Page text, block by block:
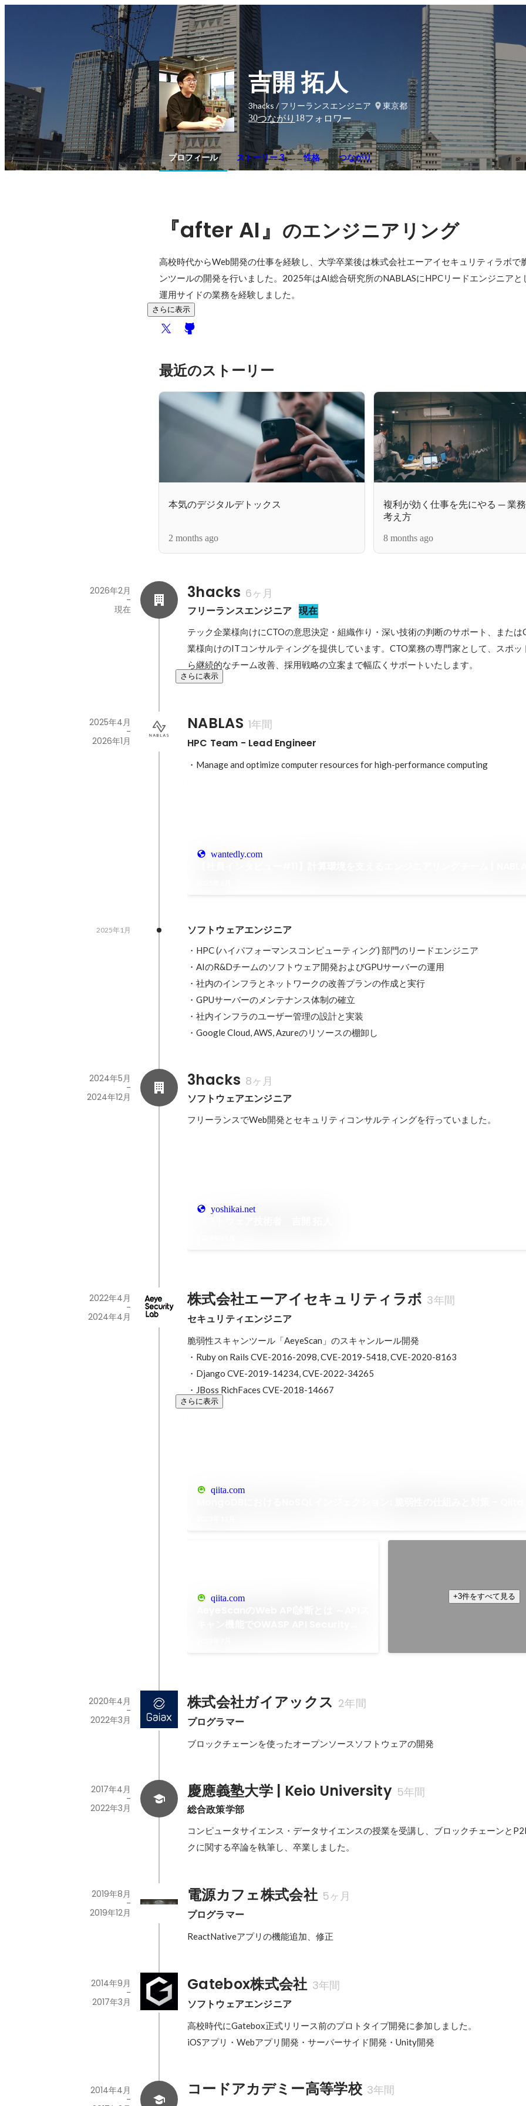
吉開 拓人
3hacks / フリーランスエンジニア
東京都
30つながり 18フォロワー
プロフィール ストーリー 3 性格 つながり
『after AI』 のエンジニアリング
高校時代からWeb開発の仕事を経験し、大学卒業後は株式会社エーアイセキュリティラボで
ンツールの開発を行いました。2025年はAI総合研究所のNABLASにHPCリードエンジニアと
運用サイドの業務を経験しました。
さらに表示
最近のストーリー
本気のデジタルデトックス
2 months ago
複利が効く仕事を先にやる ─ 業
考え方
8 months ago
3hacks 6ヶ月
フリーランスエンジニア 現在
2026年2月
-
現在
テック企業様向けにCTOの意思決定・組織作り・深い技術の判断のサポート、または
業様向けのITコンサルティングを提供しています。CTO業務の専門家として、スポッ
ら継続的なチーム改善、採用戦略の立案まで幅広くサポートいたします。
さらに表示
NABLAS 1年間
HPC Team - Lead Engineer
2025年4月
-
2026年1月
・Manage and optimize computer resources for high-performance computing
wantedly.com
ソフトウェアエンジニア
2025年1月
・HPC (ハイパフォーマンスコンピューティング) 部門のリードエンジニア
・AIのR&Dチームのソフトウェア開発およびGPUサーバーの運用
・社内のインフラとネットワークの改善プランの作成と実行
・GPUサーバーのメンテナンス体制の確立
・社内インフラのユーザー管理の設計と実装
・Google Cloud, AWS, Azureのリソースの棚卸し
3hacks 8ヶ月
ソフトウェアエンジニア
2024年5月
-
2024年12月
フリーランスでWeb開発とセキュリティコンサルティングを行っていました。
yoshikai.net
株式会社エーアイセキュリティラボ 3年間
セキュリティエンジニア
2022年4月
-
2024年4月
脆弱性スキャンツール「AeyeScan」のスキャンルール開発
・Ruby on Rails CVE-2016-2098, CVE-2019-5418, CVE-2020-8163
・Django CVE-2019-14234, CVE-2022-34265
・JBoss RichFaces CVE-2018-14667
さらに表示
qiita.com
qiita.com +3件をすべて見る
株式会社ガイアックス 2年間
プログラマー
2020年4月
-
2022年3月
ブロックチェーンを使ったオープンソースソフトウェアの開発
慶應義塾大学 | Keio University 5年間
総合政策学部
2017年4月
-
2022年3月
コンピュータサイエンス・データサイエンスの授業を受講し、ブロックチェーンと
クに関する卒論を執筆し、卒業しました。
電源カフェ株式会社 5ヶ月
プログラマー
2019年8月
-
2019年12月
ReactNativeアプリの機能追加、修正
Gatebox株式会社 3年間
ソフトウェアエンジニア
2014年9月
-
2017年3月
高校時代にGatebox正式リリース前のプロトタイプ開発に参加しました。
iOSアプリ・Webアプリ開発・サーバーサイド開発・Unity開発
コードアカデミー高等学校 3年間
2014年4月
-